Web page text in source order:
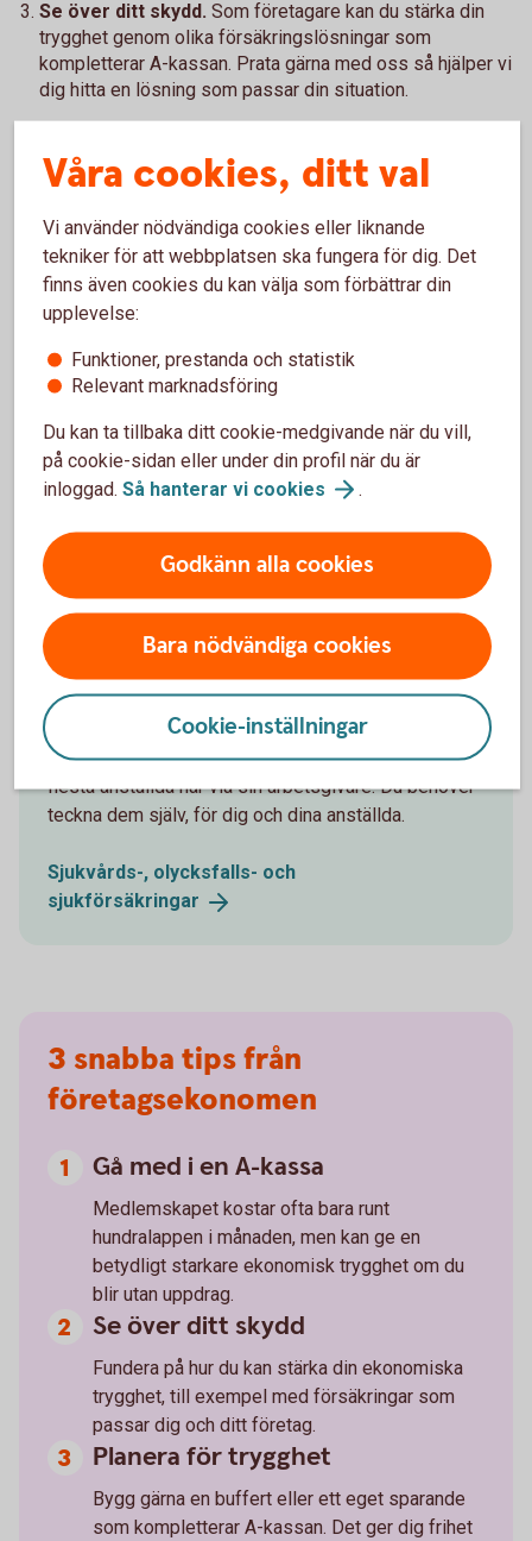
Se över ditt skydd. Som företagare kan du stärka din
trygghet genom olika försäkringslösningar som
kompletterar A-kassan. Prata gärna med oss så hjälper vi
dig hitta en lösning som passar din situation.
Jörgen Kennemar
Företagarekonom
+46 70-643 83 29
Ladda ner bild
Försäkringar som ger dig trygghet
Som företagare saknar du försäkringar som de
flesta anställda har via sin arbetsgivare. Du behöver
teckna dem själv, för dig och dina anställda.
Sjukvårds-, olycksfalls- och
sjukförsäkringar
3 snabba tips från
företagsekonomen
Gå med i en A-kassa
Medlemskapet kostar ofta bara runt
hundralappen i månaden, men kan ge en
betydligt starkare ekonomisk trygghet om du
blir utan uppdrag.
Se över ditt skydd
Fundera på hur du kan stärka din ekonomiska
trygghet, till exempel med försäkringar som
passar dig och ditt företag.
Planera för trygghet
Bygg gärna en buffert eller ett eget sparande
som kompletterar A-kassan. Det ger dig frihet
Våra cookies, ditt val
Vi använder nödvändiga cookies eller liknande
tekniker för att webbplatsen ska fungera för dig. Det
finns även cookies du kan välja som förbättrar din
upplevelse:
Funktioner, prestanda och statistik
Relevant marknadsföring
Du kan ta tillbaka ditt cookie-medgivande när du vill,
på cookie-sidan eller under din profil när du är
inloggad. Så hanterar vi cookies .
Godkänn alla cookies
Bara nödvändiga cookies
Cookie-inställningar